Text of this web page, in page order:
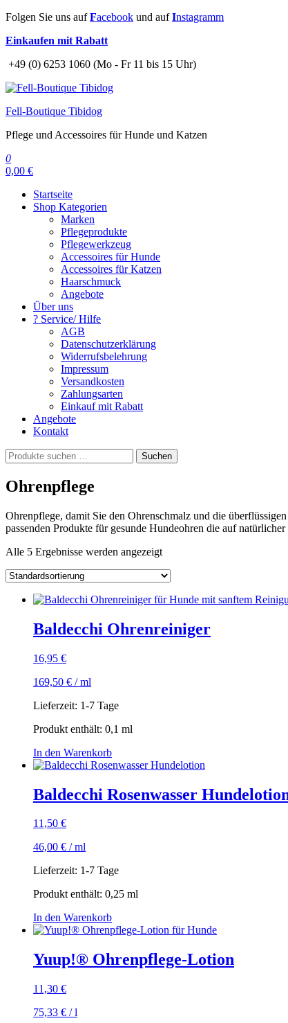
Zum
springen
Folgen Sie uns aufFacebook und aufInstagramm
Einkaufen mit Rabatt
+49 (0) 6253 1060 (Mo - Fr 11 bis 15 Uhr)
Fell-Boutique Tibidog
Pflege und Accessoires für Hunde und Katzen
0
0,00 €
Startseite
Shop Kategorien
Marken
Pflegeprodukte
Pflegewerkzeug
Accessoires für Hunde
Accessoires für Katzen
Haarschmuck
Angebote
Über uns
? Service/ Hilfe
AGB
Datenschutzerklärung
Widerrufsbelehrung
Impressum
Versandkosten
Zahlungsarten
Einkauf mit Rabatt
Angebote
Kontakt
Suchen
nach:
Suchen
Ohrenpflege
Ohrenpflege, damit Sie den Ohrenschmalz und die
passenden Produkte für gesunde Hundeohren die auf
Alle 5 Ergebnisse werden angezeigt
Baldecchi Ohrenreiniger
16,95 €
169,50 € /ml
Lieferzeit: 1-7 Tage
Produkt enthält: 0,1 ml
In den Warenkorb
Baldecchi Rosenwasser
11,50 €
46,00 € /ml
Lieferzeit: 1-7 Tage
Produkt enthält: 0,25 ml
In den Warenkorb
Yuup!® Ohrenpflege-Lotion
11,30 €
75,33 € /l